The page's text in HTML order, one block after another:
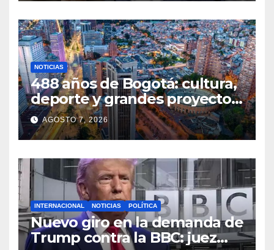
NOTICIAS
488 años de Bogotá: cultura,
deporte y grandes proyectos
marcan el aniversario de la
capital
AGOSTO 7, 2026
INTERNACIONAL NOTICIAS POLÍTICA
Nuevo giro en la demanda de
Trump contra la BBC: juez